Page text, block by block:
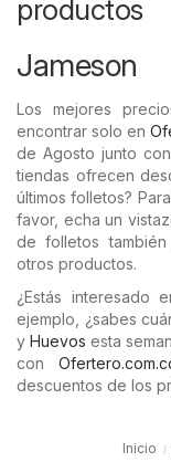
productos
Jameson
Los mejores
encontrar solo en
de Agosto junto
tiendas ofrecen
últimos folletos?
favor, echa un
de folletos
otros productos.
¿Estás interesado
ejemplo, ¿sabes
yHuevos esta
con
descuentos de los
Inicio